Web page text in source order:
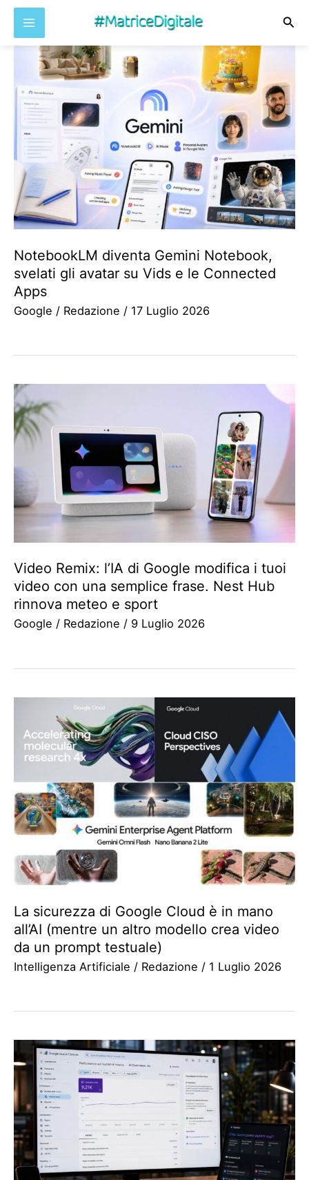
contenuto
NotebookLM diventa Gemini Notebook,
svelati gli avatar su Vids e le Connected
Apps
Google / Redazione / 17 Luglio 2026
Video Remix: l’IA di Google modifica i tuoi
video con una semplice frase. Nest Hub
rinnova meteo e sport
Google / Redazione / 9 Luglio 2026
La sicurezza di Google Cloud è in mano
all’AI (mentre un altro modello crea video
da un prompt testuale)
Intelligenza Artificiale / Redazione / 1 Luglio 2026